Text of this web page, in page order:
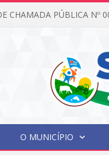
O MUNICÍPIO